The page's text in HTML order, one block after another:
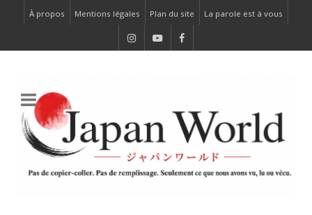
À propos Mentions légales Plan du site La parole est à vous